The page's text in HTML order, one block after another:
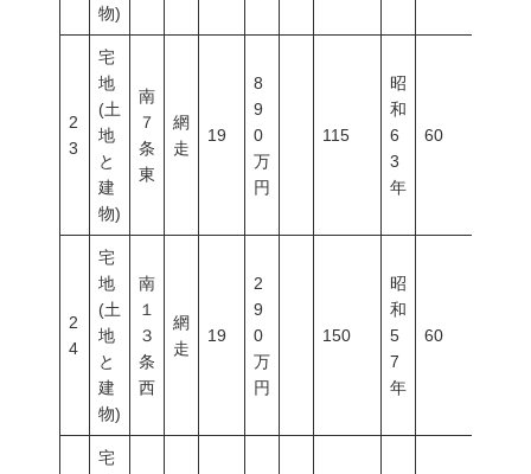
物)
2
3
宅
地
(土
地
と
建
物)
南
７
条
東
網
走
19
8
9
0
万
円
115
昭
和
6
3
年
60
2
4
宅
地
(土
地
と
建
物)
南
１
３
条
西
網
走
19
2
9
0
万
円
150
昭
和
5
7
年
60
宅